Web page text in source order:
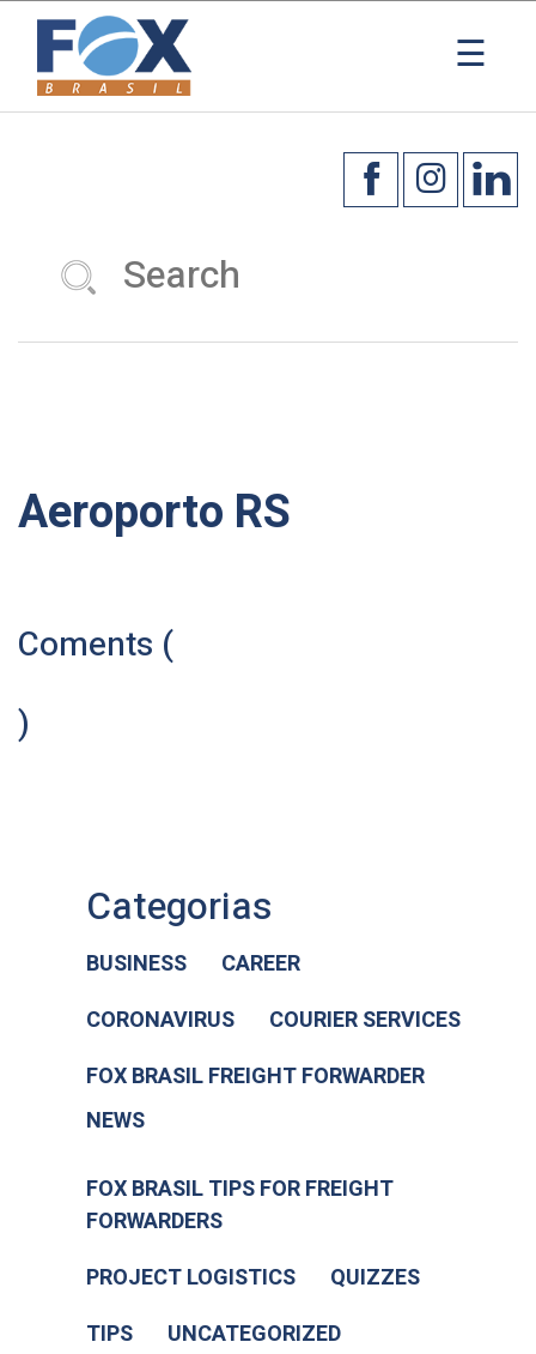
☰×
Aeroporto RS
Coments (
)
Categorias
BUSINESS
CAREER
CORONAVIRUS
COURIER SERVICES
FOX BRASIL FREIGHT FORWARDER
NEWS
FOX BRASIL TIPS FOR FREIGHT
FORWARDERS
PROJECT LOGISTICS
QUIZZES
TIPS
UNCATEGORIZED